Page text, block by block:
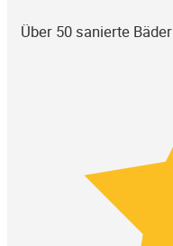
Über 50 sanierte Bäder